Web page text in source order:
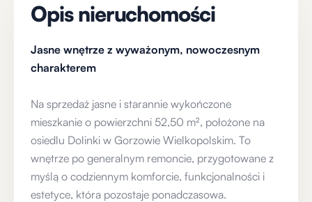
Opis nieruchomości
Jasne wnętrze z wyważonym, nowoczesnym
charakterem
Na sprzedaż jasne i starannie wykończone
mieszkanie o powierzchni 52,50 m², położone na
osiedlu Dolinki w Gorzowie Wielkopolskim. To
wnętrze po generalnym remoncie, przygotowane z
myślą o codziennym komforcie, funkcjonalności i
estetyce, która pozostaje ponadczasowa.